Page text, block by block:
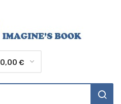
0,00 €